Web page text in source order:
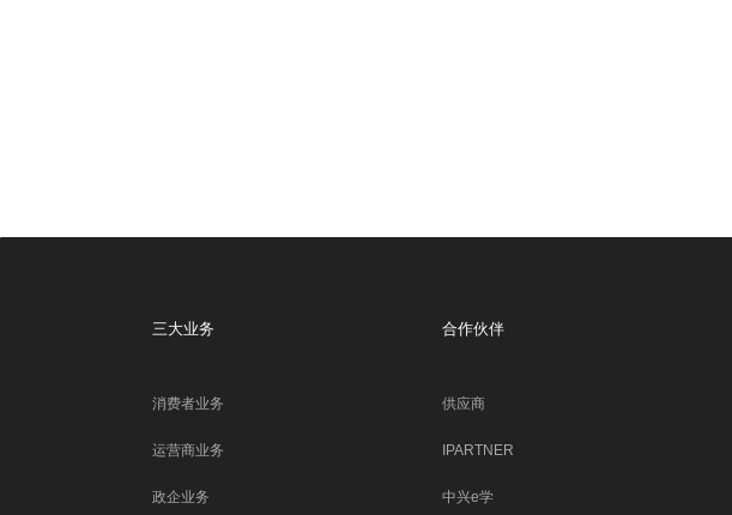
三大业务
消费者业务
运营商业务
政企业务
合作伙伴
供应商
IPARTNER
中兴e学